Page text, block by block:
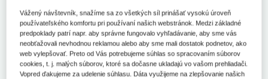
zodpovednosť lekára všeobecne. Vysvetlila som, o aký typ
zodpovednosti ide. V druhej časti článku som sa venovala
základným povinnostiam poskytovateľa zdravotnej starostlivosti
(ďalej len „poskytovateľ“), ktoré vyplývajú zo zákona č. 578/2004
Z. z. o poskytovateľoch zdravotnej starostlivosti, zdravotníckych
pracovníkoch, stavovských organizáciách v zdravotníctve a o
Vážený návštevník, snažíme sa zo všetkých síl prinášať vysokú úroveň
používateľského komfortu pri používaní našich webstránok. Medzi základné
predpoklady patrí napr. aby správne fungovalo vyhľadávanie, aby sme vás
neobťažovali nevhodnou reklamou alebo aby sme mali dostatok podnetov, ako
web vylepšovať. Preto od Vás potrebujeme súhlas so spracovaním súborov
cookies, t. j. malých súborov, ktoré sa dočasne ukladajú vo vašom prehliadači.
Vopred ďakujeme za udelenie súhlasu. Dáta využijeme na zlepšovanie našich